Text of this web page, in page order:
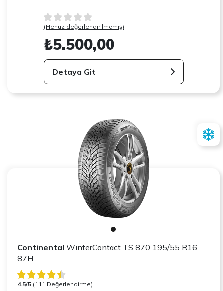
(Henüz değerlendirilmemiş)
₺5.500,00
Detaya Git
Continental WinterContact TS 870 195/55 R16
87H
4.5/5 (111 Değerlendirme)